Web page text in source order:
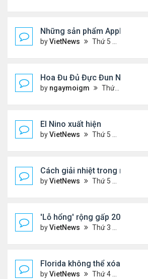
Những sản phẩm Apple có
byVietNews Thứ 5 Tháng 3 03, 2022 12:34 pm
Hoa Đu Đủ Đực Đun Nước
by ngaymoigm Thứ 5 Tháng 11 02, 2023 4:44 am
El Nino xuất hiện
byVietNews Thứ 5 Tháng 6 15, 2023 10:42 am
Cách giải nhiệt trong nắng
byVietNews Thứ 5 Tháng 6 15, 2023 10:40 am
'Lỗ hổng' rộng gấp 20 lần
byVietNews Thứ 3 Tháng 3 28, 2023 5:56 pm
Florida không thể xóa sổ
byVietNews Thứ 4 Tháng 3 22, 2023 5:29 pm